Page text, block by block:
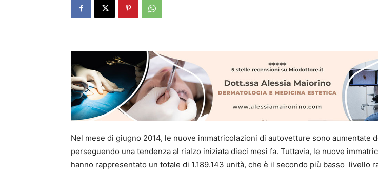
Nel mese di giugno 2014, le nuove immatricolazioni di autovetture sono aumentate
perseguendo una tendenza al rialzo iniziata dieci mesi fa. Tuttavia, le nuove
hanno rappresentato un totale di 1.189.143 unità, che è il secondo più basso livello